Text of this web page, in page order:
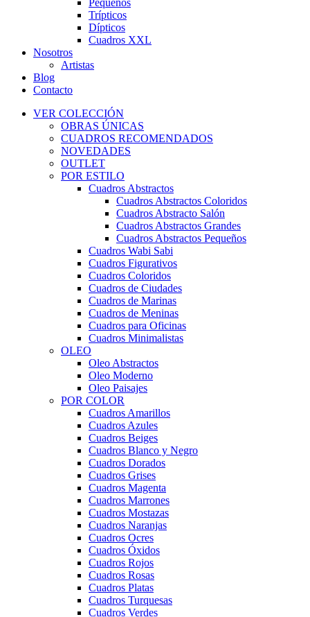
Pequeños
Trípticos
Dípticos
Cuadros XXL
Nosotros
Artistas
Blog
Contacto
VER COLECCIÓN
OBRAS ÚNICAS
CUADROS RECOMENDADOS
NOVEDADES
OUTLET
POR ESTILO
Cuadros Abstractos
Cuadros Abstractos Coloridos
Cuadros Abstracto Salón
Cuadros Abstractos Grandes
Cuadros Abstractos Pequeños
Cuadros Wabi Sabi
Cuadros Figurativos
Cuadros Coloridos
Cuadros de Ciudades
Cuadros de Marinas
Cuadros de Meninas
Cuadros para Oficinas
Cuadros Minimalistas
OLEO
Oleo Abstractos
Oleo Moderno
Oleo Paisajes
POR COLOR
Cuadros Amarillos
Cuadros Azules
Cuadros Beiges
Cuadros Blanco y Negro
Cuadros Dorados
Cuadros Grises
Cuadros Magenta
Cuadros Marrones
Cuadros Mostazas
Cuadros Naranjas
Cuadros Ocres
Cuadros Óxidos
Cuadros Rojos
Cuadros Rosas
Cuadros Platas
Cuadros Turquesas
Cuadros Verdes